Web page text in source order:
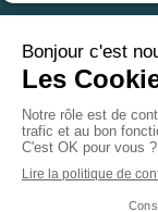
Création et